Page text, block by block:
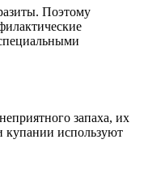
Поэтому
запаха, их
купании используют